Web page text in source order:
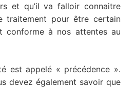
et qu’il va falloir connaitre
traitement pour être certain
conforme à nos attentes au
est appelé « précédence ».
devez également savoir que